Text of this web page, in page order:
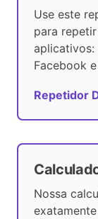
Use este
para
aplicativos:
Facebook e
Repetidor
Nossa